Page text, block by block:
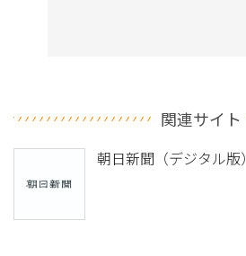
関連サイト
朝日新聞（デジタル版）